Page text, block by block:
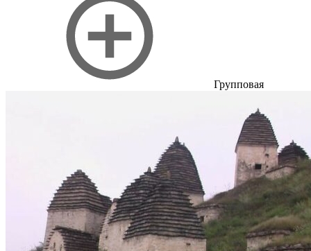
Групповая